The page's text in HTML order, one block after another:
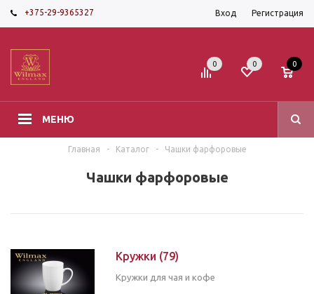
+375-29-9365327 Вход Регистрация
МЕНЮ
0 0 0
Главная - Каталог - Чашки фарфоровые
Чашки фарфоровые
Кружки (79)
Кружки для чая и кофе